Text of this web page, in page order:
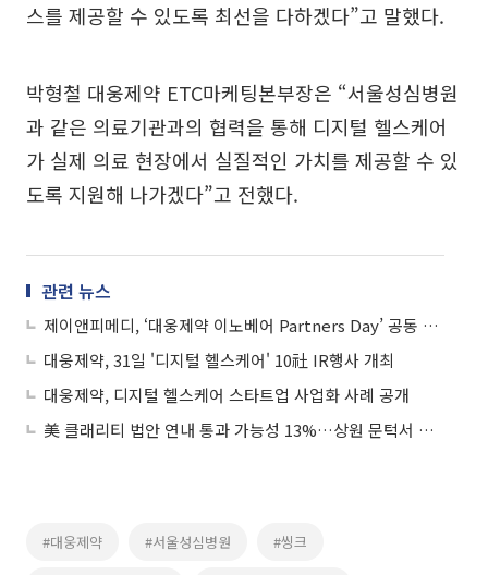
스를 제공할 수 있도록 최선을 다하겠다”고 말했다.
박형철 대웅제약 ETC마케팅본부장은 “서울성심병원
과 같은 의료기관과의 협력을 통해 디지털 헬스케어
가 실제 의료 현장에서 실질적인 가치를 제공할 수 있
도록 지원해 나가겠다”고 전했다.
관련 뉴스
제이앤피메디, ‘대웅제약 이노베어 Partners Day’ 공동 참여
대웅제약, 31일 '디지털 헬스케어' 10社 IR행사 개최
대웅제약, 디지털 헬스케어 스타트업 사업화 사례 공개
美 클래리티 법안 연내 통과 가능성 13%…상원 문턱서 제동
#대웅제약 #서울성심병원 #씽크